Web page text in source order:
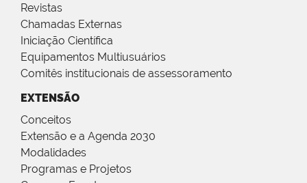
Revistas
Chamadas Externas
Iniciação Científica
Equipamentos Multiusuários
Comitês institucionais de assessoramento
EXTENSÃO
Conceitos
Extensão e a Agenda 2030
Modalidades
Programas e Projetos